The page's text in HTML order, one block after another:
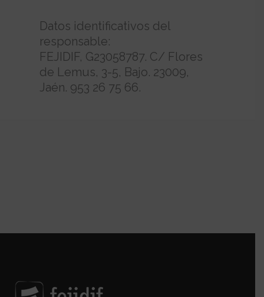
Datos identificativos del
responsable:
FEJIDIF, G23058787. C/ Flores
de Lemus, 3-5, Bajo. 23009,
Jaén. 953 26 75 66.